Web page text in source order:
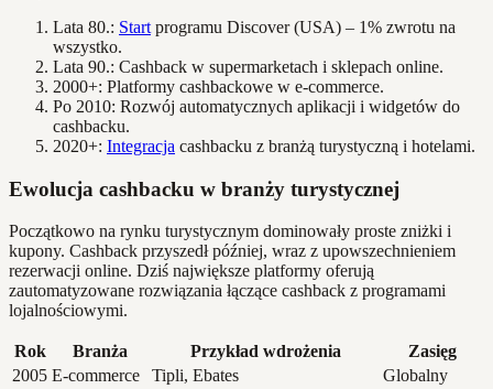
Lata 80.: Start programu Discover (USA) – 1% zwrotu na
wszystko.
Lata 90.: Cashback w supermarketach i sklepach online.
2000+: Platformy cashbackowe w e-commerce.
Po 2010: Rozwój automatycznych aplikacji i widgetów do
cashbacku.
2020+: Integracja cashbacku z branżą turystyczną i hotelami.
Ewolucja cashbacku w branży turystycznej
Początkowo na rynku turystycznym dominowały proste zniżki i
kupony. Cashback przyszedł później, wraz z upowszechnieniem
rezerwacji online. Dziś największe platformy oferują
zautomatyzowane rozwiązania łączące cashback z programami
lojalnościowymi.
Rok Branża Przykład wdrożenia
Zasięg
2005 E-commerce Tipli, Ebates
Globalny